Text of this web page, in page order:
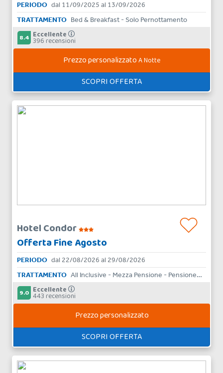
PERIODO dal 11/09/2025 al 13/09/2026
TRATTAMENTO Bed & Breakfast - Solo Pernottamento
8.4 Eccellente
396 recensioni
Prezzo personalizzatoA Notte
SCOPRI OFFERTA
Hotel Condor
Offerta Fine Agosto
PERIODO dal 22/08/2026 al 29/08/2026
TRATTAMENTO
All Inclusive - Mezza Pensione - Pensione Completa - Bed & Breakfast - Aparthotel - Skipass - Solo Pernottamento
9.0 Eccellente
443 recensioni
Prezzo personalizzato
SCOPRI OFFERTA